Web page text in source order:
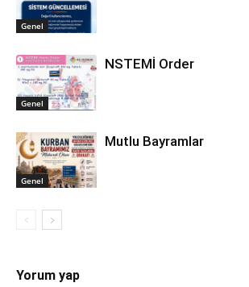
Genel
Genel
NSTEMİ Order
Genel
Mutlu Bayramlar
Yorum yap